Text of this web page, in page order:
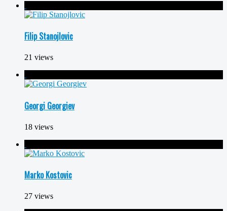
Filip Stanojlovic
21 views
Georgi Georgiev
18 views
Marko Kostovic
27 views